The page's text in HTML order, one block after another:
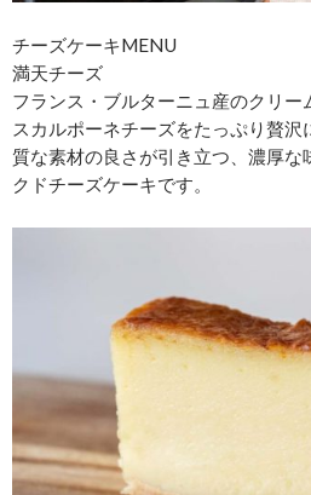
チーズケーキMENU
満天チーズ
フランス・ブルターニュ産のクリー
スカルポーネチーズをたっぷり贅沢
質な素材の良さが引き立つ、濃厚な
クドチーズケーキです。